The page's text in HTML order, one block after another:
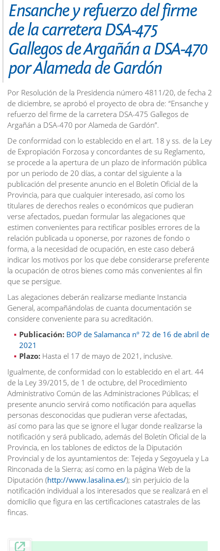
Ensanche y refuerzo del firme
de la carretera DSA-475
Gallegos de Argañán a DSA-470
por Alameda de Gardón
Por Resolución de la Presidencia número 4811/20, de fecha 2
de diciembre, se aprobó el proyecto de obra de: “Ensanche y
refuerzo del firme de la carretera DSA-475 Gallegos de
Argañán a DSA-470 por Alameda de Gardón”.
De conformidad con lo establecido en el art. 18 y ss. de la Ley
de Expropiación Forzosa y concordantes de su Reglamento,
se procede a la apertura de un plazo de información pública
por un periodo de 20 días, a contar del siguiente a la
publicación del presente anuncio en el Boletín Oficial de la
Provincia, para que cualquier interesado, así como los
titulares de derechos reales o económicos que pudieran
verse afectados, puedan formular las alegaciones que
estimen convenientes para rectificar posibles errores de la
relación publicada u oponerse, por razones de fondo o
forma, a la necesidad de ocupación, en este caso deberá
indicar los motivos por los que debe considerarse preferente
la ocupación de otros bienes como más convenientes al fin
que se persigue.
Las alegaciones deberán realizarse mediante Instancia
General, acompañándolas de cuanta documentación se
considere conveniente para su acreditación.
Publicación: BOP de Salamanca nº 72 de 16 de abril de
2021
Plazo: Hasta el 17 de mayo de 2021, inclusive.
Igualmente, de conformidad con lo establecido en el art. 44
de la Ley 39/2015, de 1 de octubre, del Procedimiento
Administrativo Común de las Administraciones Públicas; el
presente anuncio servirá como notificación para aquellas
personas desconocidas que pudieran verse afectadas,
así como para las que se ignore el lugar donde realizarse la
notificación y será publicado, además del Boletín Oficial de la
Provincia, en los tablones de edictos de la Diputación
Provincial y de los ayuntamientos de: Tejeda y Segoyuela y La
Rinconada de la Sierra; así como en la página Web de la
Diputación (http://www.lasalina.es/); sin perjuicio de la
notificación individual a los interesados que se realizará en el
domicilio que figura en las certificaciones catastrales de las
fincas.